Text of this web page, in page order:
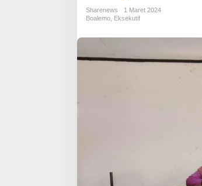
Sharenews
1 Maret 2024
Boalemo Eksekutif